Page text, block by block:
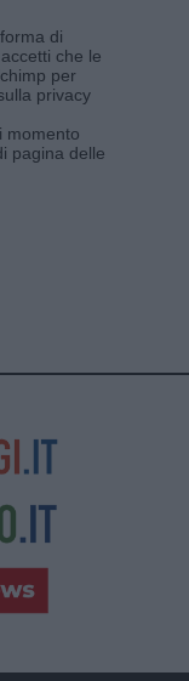
di
che le
per
privacy
momento
pagina delle